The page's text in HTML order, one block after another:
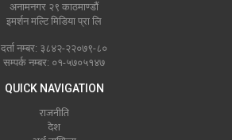
अनामनगर २९ काठमाण्डौं
इमर्शन मल्टि मिडिया प्रा लि
दर्ता नम्बर: ३८४२-२२०७९-८०
सम्पर्क नम्बर: ०१-५७०५१४७
QUICK NAVIGATION
राजनीति
देश